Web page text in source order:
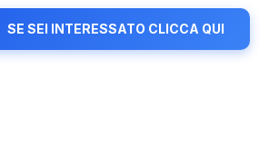
SE SEI INTERESSATO CLICCA QUI